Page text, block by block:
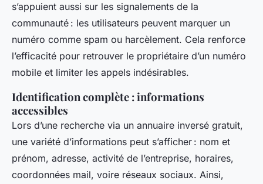
s’appuient aussi sur les signalements de la
communauté : les utilisateurs peuvent marquer un
numéro comme spam ou harcèlement. Cela renforce
l’efficacité pour retrouver le propriétaire d’un numéro
mobile et limiter les appels indésirables.
Identification complète : informations
accessibles
Lors d’une recherche via un annuaire inversé gratuit,
une variété d’informations peut s’afficher : nom et
prénom, adresse, activité de l’entreprise, horaires,
coordonnées mail, voire réseaux sociaux. Ainsi,